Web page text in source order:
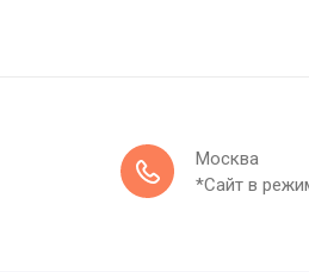
Москва
*Сайт в